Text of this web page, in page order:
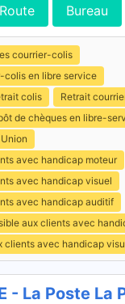
Route Bureau
courrier-colis
colis en libre service
colis
Retrait
de chèques en libre-
avec handicap moteur
avec handicap visuel
avec handicap auditif
aux clients avec
clients avec handicap
- La Poste La